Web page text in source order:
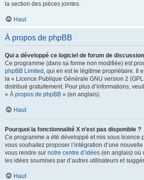
la section des pièces jointes.
Haut
À propos de phpBB
Qui a développé ce logiciel de forum de
Ce programme (dans sa forme non modifiée) est
phpBB Limited , qui en est le légitime propriétaire. Il
la « Licence Publique Générale GNU version 2
distribué gratuitement. Pour plus d’informations,
« À propos de phpBB » (en anglais).
Haut
Pourquoi la fonctionnalité X n’est pas disponible ?
Ce programme a été développé et mis sous licence
vous souhaitez proposer l’intégration d’une
vous rendre sur notre centre d’idées (en anglais) où
les idées soumises par d’autres utilisateurs et
Haut